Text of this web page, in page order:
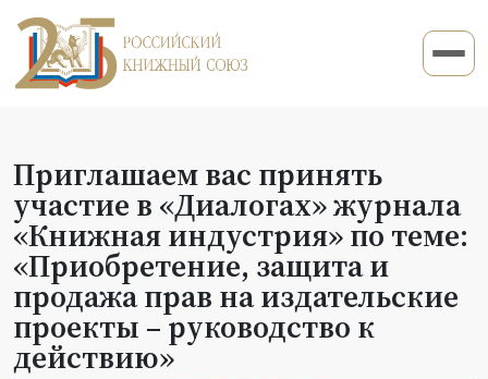
Приглашаем вас принять
участие в «Диалогах» журнала
«Книжная индустрия» по теме:
«Приобретение, защита и
продажа прав на издательские
проекты – руководство к
действию»